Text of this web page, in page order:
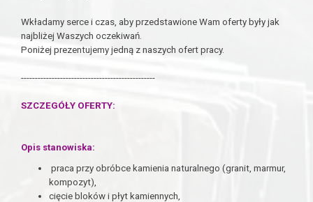
Wkładamy serce i czas, aby przedstawione Wam oferty były jak
najbliżej Waszych oczekiwań.
Poniżej prezentujemy jedną z naszych ofert pracy.
------------------------------------------------
SZCZEGÓŁY OFERTY:
Opis stanowiska:
praca przy obróbce kamienia naturalnego (granit, marmur,
kompozyt),
cięcie bloków i płyt kamiennych,